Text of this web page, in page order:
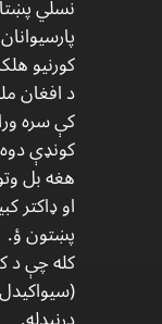
نسلي
کورنیو
د افغان
کې سره
کونډې
هغه بل
او ډاکتر
پښتون ؤ.
کله چې د